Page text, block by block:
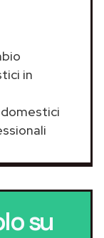
in
su